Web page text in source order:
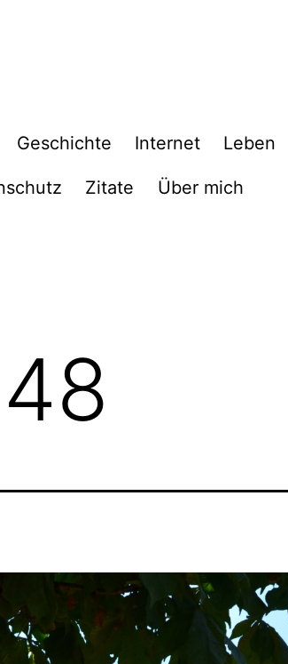
Geschichte Internet Leben
Zitate Über mich